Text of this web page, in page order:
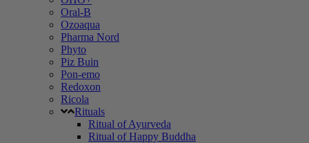
Oral-B
Ozoaqua
Pharma Nord
Phyto
Piz Buin
Pon-emo
Redoxon
Ricola
Rituals
Ritual of Ayurveda
Ritual of Happy Buddha